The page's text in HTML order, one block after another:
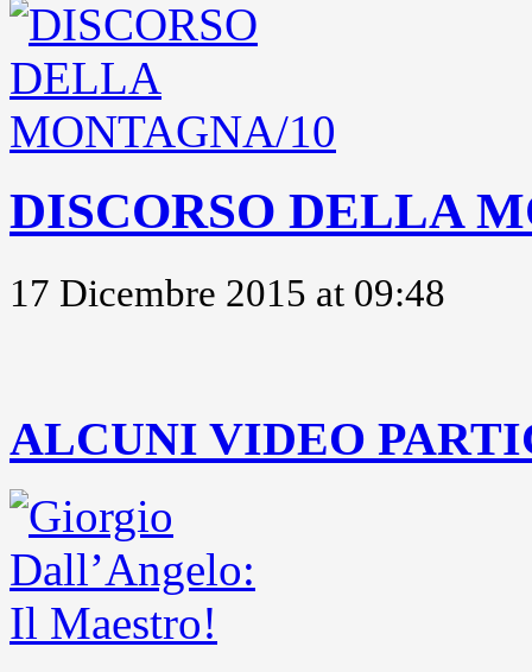
DISCORSO DELLA
17 Dicembre 2015 at 09:48
ALCUNI VIDEO